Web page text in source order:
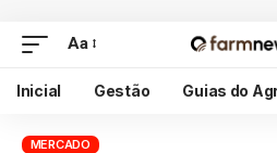
Aa
Inicial Gestão Guias do
MERCADO